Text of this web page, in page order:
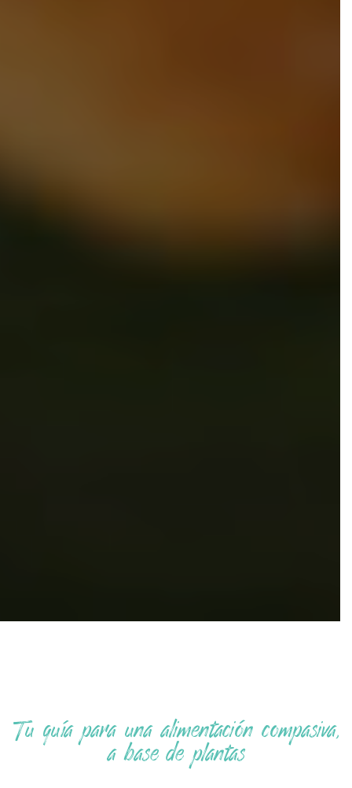
Tu guía para una alimentación compasiva,
a base de plantas